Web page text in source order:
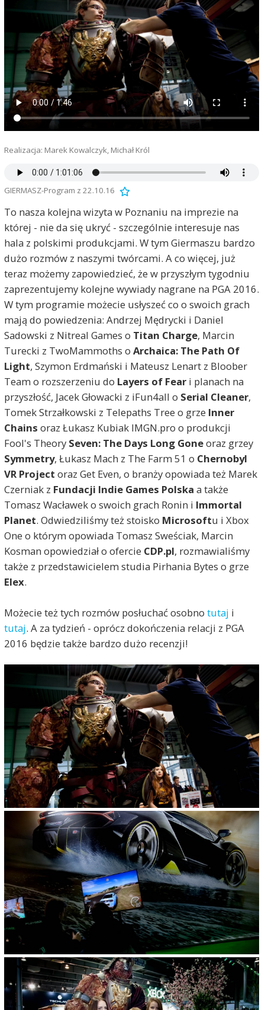
Realizacja: Marek Kowalczyk, Michał Król
GIERMASZ-Program z 22.10.16
To nasza kolejna wizyta w Poznaniu na imprezie na
której - nie da się ukryć - szczególnie interesuje nas
hala z polskimi produkcjami. W tym Giermaszu bardzo
dużo rozmów z naszymi twórcami. A co więcej, już
teraz możemy zapowiedzieć, że w przyszłym tygodniu
zaprezentujemy kolejne wywiady nagrane na PGA 2016.
W tym programie możecie usłyszeć co o swoich grach
mają do powiedzenia: Andrzej Mędrycki i Daniel
Sadowski z Nitreal Games o Titan Charge, Marcin
Turecki z TwoMammoths o Archaica: The Path Of
Light, Szymon Erdmański i Mateusz Lenart z Bloober
Team o rozszerzeniu do Layers of Feari planach na
przyszłość, Jacek Głowacki z iFun4all o Serial Cleaner,
Tomek Strzałkowski z Telepaths Tree o grze Inner
Chains oraz Łukasz Kubiak IMGN.pro o produkcji
Fool's Theory Seven: The Days Long Goneoraz grzey
Symmetry, Łukasz Mach z The Farm 51 o Chernobyl
VR Project oraz Get Even, o branży opowiada też Marek
Czerniak z Fundacji Indie Games Polska a także
Tomasz Wacławek o swoich grach Ronin i Immortal
Planet. Odwiedziliśmy też stoisko Microsoftu i Xbox
One o którym opowiada Tomasz Sweściak, Marcin
Kosman opowiedział o ofercie CDP.pl, rozmawialiśmy
także z przedstawicielem studia Pirhania Bytes o grze
Elex.
Możecie też tych rozmów posłuchać osobno tutaj i
tutaj. A za tydzień - oprócz dokończenia relacji z PGA
2016 będzie także bardzo dużo recenzji!